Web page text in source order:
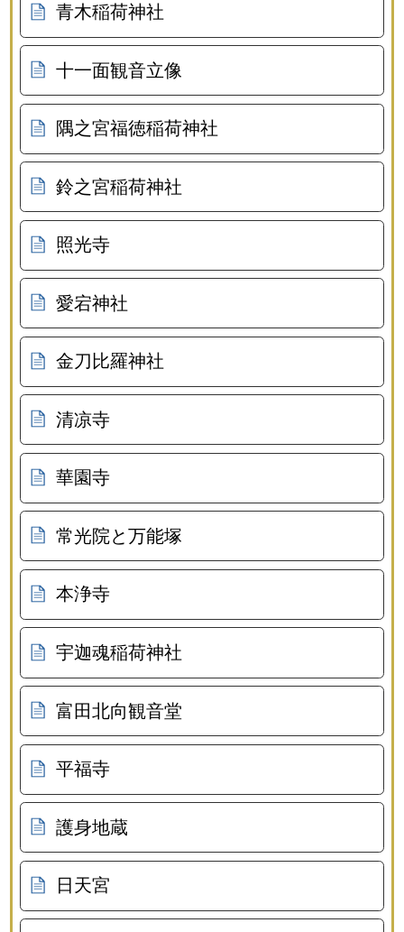
青木稲荷神社
十一面観音立像
隅之宮福徳稲荷神社
鈴之宮稲荷神社
照光寺
愛宕神社
金刀比羅神社
清凉寺
華園寺
常光院と万能塚
本浄寺
宇迦魂稲荷神社
富田北向観音堂
平福寺
護身地蔵
日天宮